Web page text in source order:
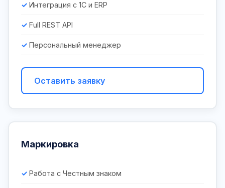
Интеграция с 1С и ERP
Full REST API
Персональный менеджер
Оставить заявку
Маркировка
Работа с Честным знаком